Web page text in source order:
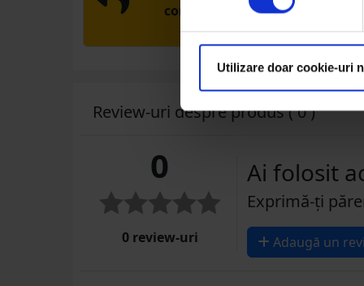
Utilizare doar cookie-uri
comandă produsele de care ai
nevoie fără griji
Review-uri despre produs ( 0 )
0
0 review-uri
Ai folosit
Exprimă-ți
Adaugă un